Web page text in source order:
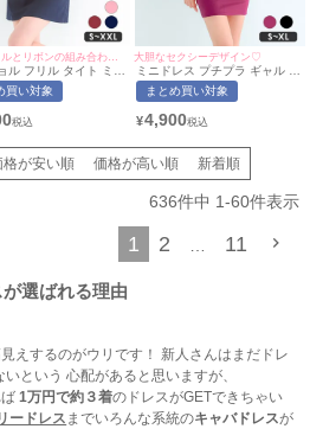
オフショルとリボンの組み合わせが可愛い♡
ル フリル タイト ミニ
みのり着用/S~XXLサ
) | myMinette/マイミ
買い対象
大胆なセクシーデザイン♡
ミニドレス プチプラ ギャル タ
イト オフショル セクシー 低身
長 谷間 リボン クロスデザイン
(ちぴたん着用/S~XLサイズ対
まとめ買い対象
¥4,900
格が安い順 価格が高い順 新着順
636件中 1-60件表示
1 2 11
選ばれる理由
えするのがウリです！ 新人さんはまだドレ
という 心配があると思いますが、
ば1万円で約３着のドレスがGETできちゃい
ードレス までいろんな系統のキャバドレスが